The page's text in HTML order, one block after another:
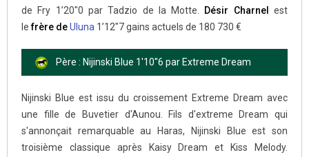
de Fry 1’20″0 par Tadzio de la Motte. Désir Charnel est
lefrère deUluna 1’12″7 gains actuels de 180 730 €
Père : Nijinski Blue 1'10''6 par Extreme Dream
Nijinski Blue est issu du croissement Extreme Dream avec
une fille de Buvetier d'Aunou. Fils d'extreme Dream qui
s'annonçait remarquable au Haras, Nijinski Blue est son
troisième classique après Kaisy Dream et Kiss Melody.